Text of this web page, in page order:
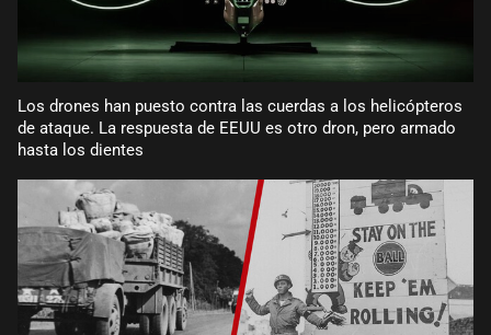
Los drones han puesto contra las cuerdas a los helicópteros
de ataque. La respuesta de EEUU es otro dron, pero armado
hasta los dientes